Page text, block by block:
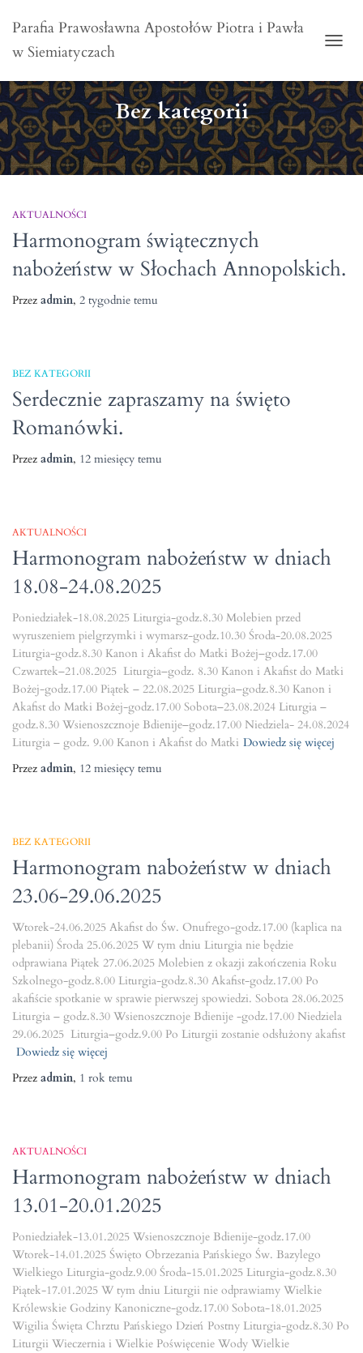
Parafia Prawosławna Apostołów Piotra i Pawła
w Siemiatyczach
Bez kategorii
AKTUALNOŚCI
Harmonogram świątecznych
nabożeństw w Słochach Annopolskich.
Przez admin, 2 tygodnie temu
BEZ KATEGORII
Serdecznie zapraszamy na święto
Romanówki.
Przez admin, 12 miesięcy temu
AKTUALNOŚCI
Harmonogram nabożeństw w dniach
18.08-24.08.2025
Poniedziałek-18.08.2025 Liturgia-godz.8.30 Molebien przed
wyruszeniem pielgrzymki i wymarsz-godz.10.30 Środa-20.08.2025
Liturgia-godz.8.30 Kanon i Akafist do Matki Bożej–godz.17.00
Czwartek–21.08.2025 Liturgia–godz. 8.30 Kanon i Akafist do Matki
Bożej-godz.17.00 Piątek – 22.08.2025 Liturgia–godz.8.30 Kanon i
Akafist do Matki Bożej-godz.17.00 Sobota–23.08.2024 Liturgia –
godz.8.30 Wsienoszcznoje Bdienije–godz.17.00 Niedziela- 24.08.2024
Liturgia – godz. 9.00 Kanon i Akafist do Matki Dowiedz się więcej
Przez admin, 12 miesięcy temu
BEZ KATEGORII
Harmonogram nabożeństw w dniach
23.06-29.06.2025
Wtorek-24.06.2025 Akafist do Św. Onufrego-godz.17.00 (kaplica na
plebanii) Środa 25.06.2025 W tym dniu Liturgia nie będzie
odprawiana Piątek 27.06.2025 Molebien z okazji zakończenia Roku
Szkolnego-godz.8.00 Liturgia-godz.8.30 Akafist-godz.17.00 Po
akafiście spotkanie w sprawie pierwszej spowiedzi. Sobota 28.06.2025
Liturgia – godz.8.30 Wsienoszcznoje Bdienije -godz.17.00 Niedziela
29.06.2025 Liturgia–godz.9.00 Po Liturgii zostanie odsłużony akafist
Dowiedz się więcej
Przez admin, 1 rok temu
AKTUALNOŚCI
Harmonogram nabożeństw w dniach
13.01-20.01.2025
Poniedziałek-13.01.2025 Wsienoszcznoje Bdienije-godz.17.00
Wtorek-14.01.2025 Święto Obrzezania Pańskiego Św. Bazylego
Wielkiego Liturgia-godz.9.00 Środa-15.01.2025 Liturgia-godz.8.30
Piątek-17.01.2025 W tym dniu Liturgii nie odprawiamy Wielkie
Królewskie Godziny Kanoniczne-godz.17.00 Sobota-18.01.2025
Wigilia Święta Chrztu Pańskiego Dzień Postny Liturgia-godz.8.30 Po
Liturgii Wieczernia i Wielkie Poświęcenie Wody Wielkie